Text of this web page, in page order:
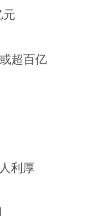
元
超百亿
利厚